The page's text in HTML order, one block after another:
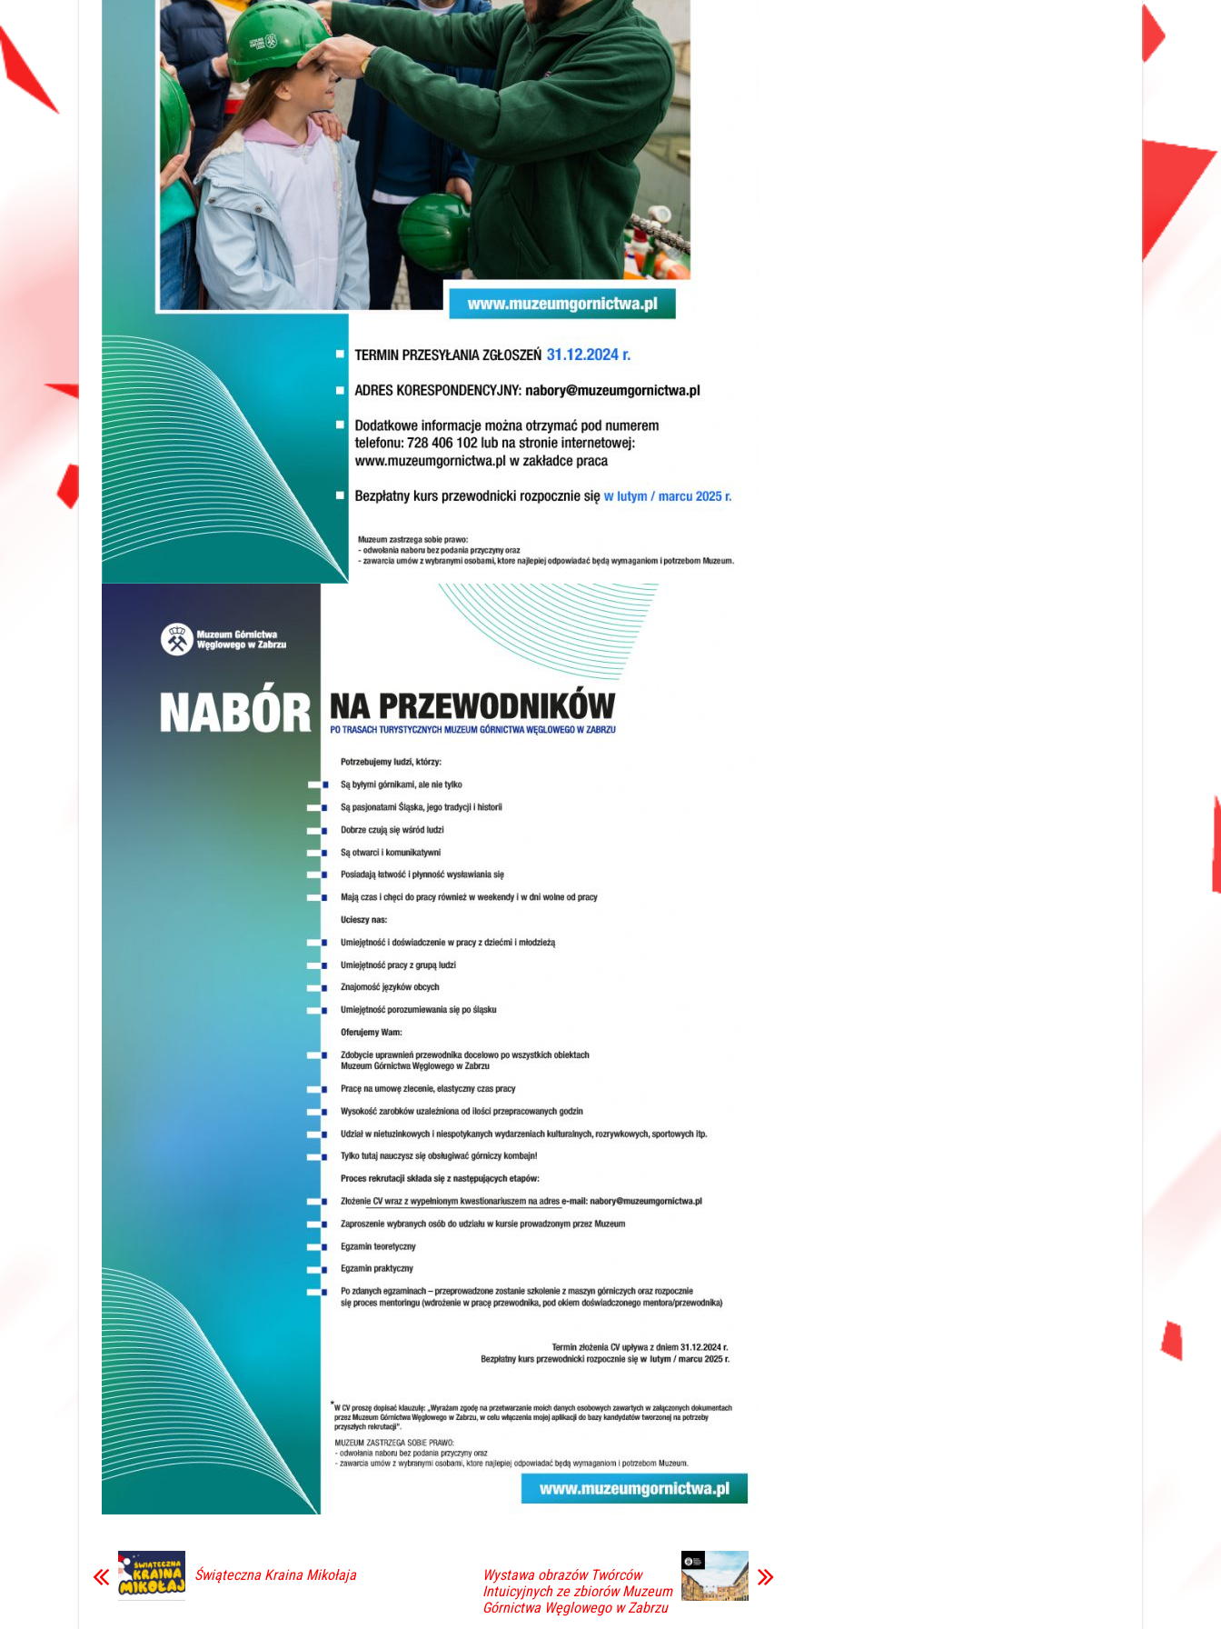
Świąteczna Kraina Mikołaja
Wystawa obrazów Twórców
Intuicyjnych ze zbiorów Muzeum
Górnictwa Węglowego w Zabrzu